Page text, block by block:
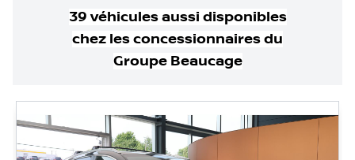
39 véhicules aussi disponibles
chez les concessionnairesdu
Groupe Beaucage